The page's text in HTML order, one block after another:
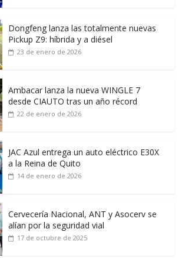
Dongfeng lanza las totalmente nuevas
Pickup Z9: híbrida y a diésel
23 de enero de 2026
Ambacar lanza la nueva WINGLE 7
desde CIAUTO tras un año récord
22 de enero de 2026
JAC Azul entrega un auto eléctrico E30X
a la Reina de Quito
14 de enero de 2026
Cervecería Nacional, ANT y Asocerv se
alían por la seguridad vial
17 de octubre de 2025